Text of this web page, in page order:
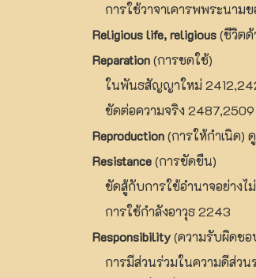
การใช้วาจาเคารพพระนามข
Religious life, religious(ชีวิต
Reparation(การชดใช้)
ในพันธสัญญาใหม่
ขัดต่อความจริง 2487,2509
Reproduction(การให้กำเนิด)
Resistance(การขัดขืน)
ขัดสู้กับการใช้อำนาจอย่างไ
การใช้กำลังอาวุธ 2243
Responsibility(ความรับผิดชอ
การมีส่วนร่วมในความดีส่วน